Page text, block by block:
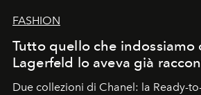
FASHION
Tutto quello che indossiamo
Lagerfeld lo aveva già
Due collezioni di Chanel: la Ready-